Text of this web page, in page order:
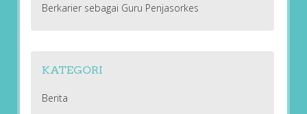
Berkarier sebagai Guru Penjasorkes
KATEGORI
Berita